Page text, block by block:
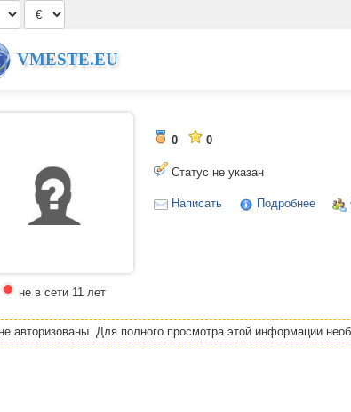
VMESTE.EU
не в сети 11 лет
0 0
Статус не указан
Написать Подробнее
авторизованы. Для полного просмотра этой информации